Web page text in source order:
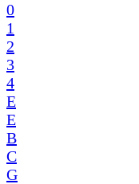
0
1
2
3
4
E
E
B
C
G